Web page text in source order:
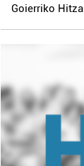
Goierriko Hitza